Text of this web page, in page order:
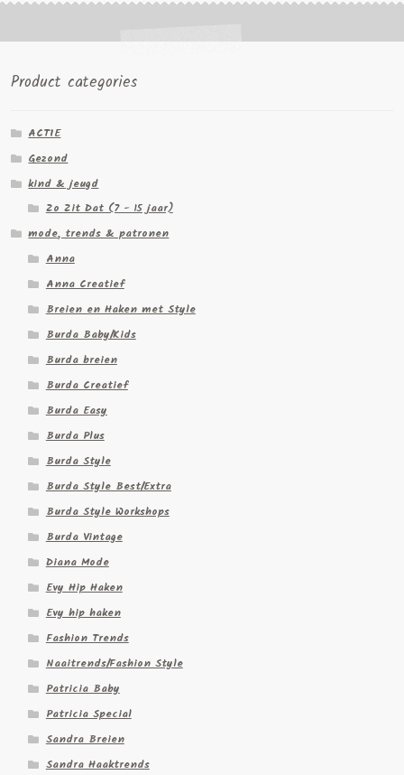
Product categories
ACTIE
Gezond
kind & jeugd
Zo Zit Dat (7 - 15 jaar)
mode, trends & patronen
Anna
Anna Creatief
Breien en Haken met Style
Burda Baby/Kids
Burda breien
Burda Creatief
Burda Easy
Burda Plus
Burda Style
Burda Style Best/Extra
Burda Style Workshops
Burda Vintage
Diana Mode
Evy Hip Haken
Evy hip haken
Fashion Trends
Naaitrends/Fashion Style
Patricia Baby
Patricia Special
Sandra Breien
Sandra Haaktrends